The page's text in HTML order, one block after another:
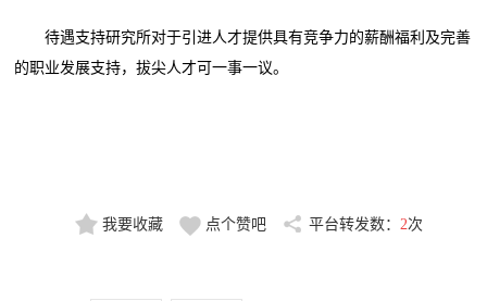
待遇支持研究所对于引进人才提供具有竞争力的薪酬福利及完善
的职业发展支持，拔尖人才可一事一议。
我要收藏 点个赞吧 平台转发数： 2次